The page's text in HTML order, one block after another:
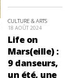
CULTURE & ARTS
18 AOÛT 2024
Life on
Mars(eille) :
9 danseurs,
un été, une